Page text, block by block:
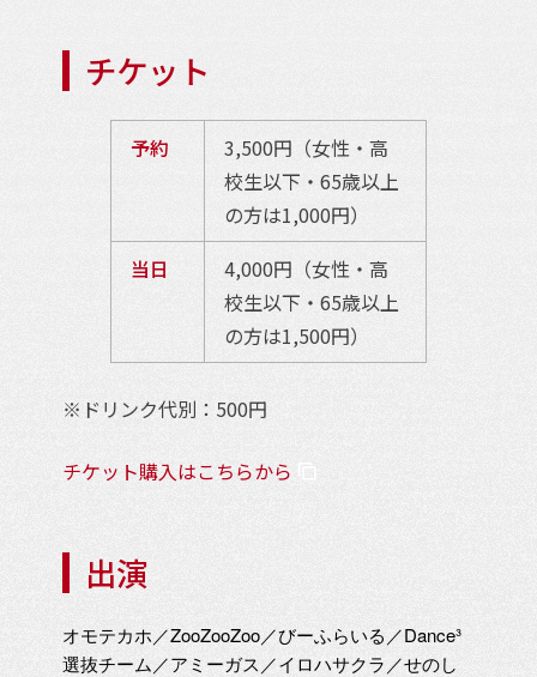
チケット
予約
3,500円（女性・高
校生以下・65歳以上
の方は1,000円）
当日
4,000円（女性・高
校生以下・65歳以上
の方は1,500円）
※ドリンク代別：500円
チケット購入はこちらから
出演
オモテカホ／ZooZooZoo／びーふらいる／Dance³
選抜チーム／アミーガス／イロハサクラ／せのし